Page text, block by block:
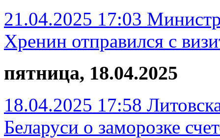
21.04.2025 17:03
Хренин отправился с
пятница, 18.04.2025
18.04.2025 17:58
Беларуси о заморозке